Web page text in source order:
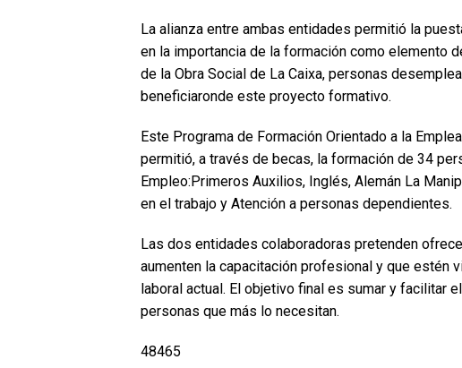
La alianza entre ambas entidades permitió la
en la importancia de la formación como elemento
de la Obra Social de La Caixa, personas
beneficiaronde este proyecto formativo.
Este Programa de Formación Orientado a la
permitió, a través de becas, la formación de 34
Empleo:Primeros Auxilios, Inglés, Alemán La
en el trabajo y Atención a personas dependientes.
Las dos entidades colaboradoras pretenden
aumenten la capacitación profesional y que estén
laboral actual. El objetivo final es sumar y facilitar
personas que más lo necesitan.
48465